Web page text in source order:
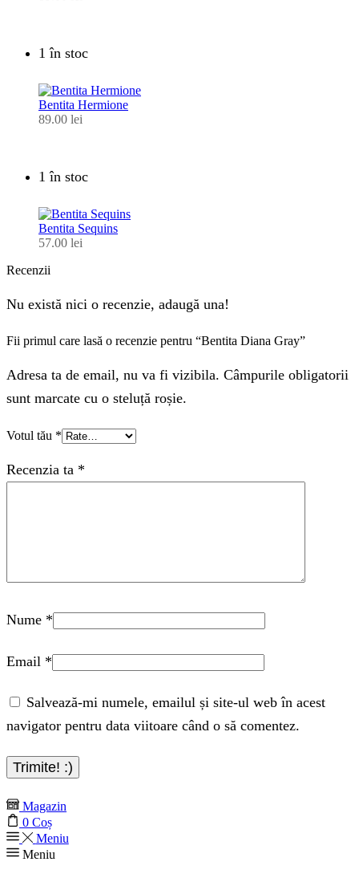
1 în stoc
Bentita Hermione
89.00 lei
1 în stoc
Bentita Sequins
57.00 lei
Recenzii
Nu există nici o recenzie, adaugă una!
Fii primul care lasă o recenzie pentru “Bentita Diana Gray”
Adresa ta de email, nu va fi vizibila. Câmpurile obligatorii
sunt marcate cu o steluță roșie.
Votul tău *
Recenzia ta *
Nume *
Email *
Salvează-mi numele, emailul și site-ul web în acest
navigator pentru data viitoare când o să comentez.
Magazin
0 Coș
Meniu
Meniu